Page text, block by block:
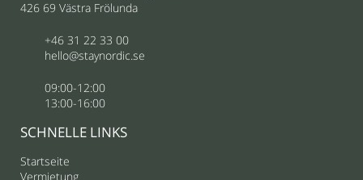
426 69 Västra Frölunda
+46 31 22 33 00
hello@staynordic.se
09:00-12:00
13:00-16:00
SCHNELLE LINKS
Startseite
Vermietung